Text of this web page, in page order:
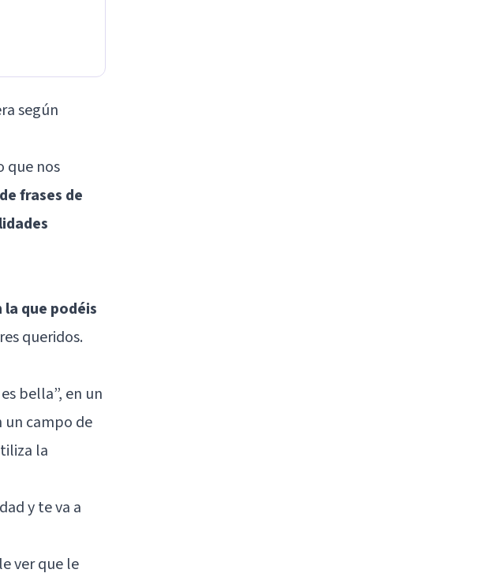
según
que nos
frases de
la que podéis
queridos.
bella”, en un
campo de
la
y te va a
ver que le